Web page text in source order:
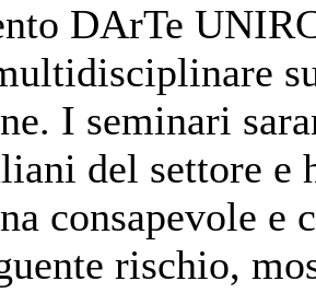
DArTe
I seminari
del settore e
consapevole e
rischio,